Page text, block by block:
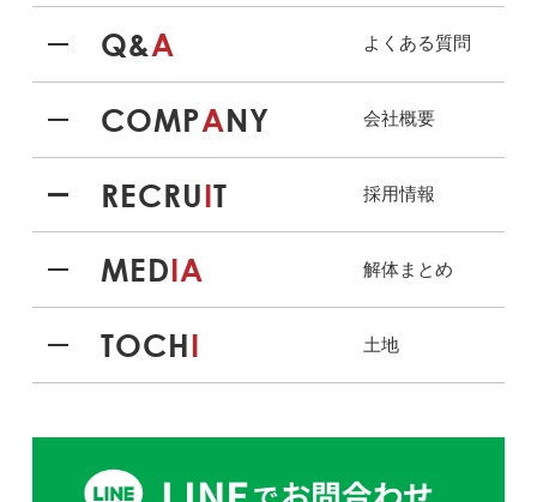
Q&A よくある質問
COMPANY 会社概要
RECRUIT 採用情報
MEDIA 解体まとめ
TOCHI 土地